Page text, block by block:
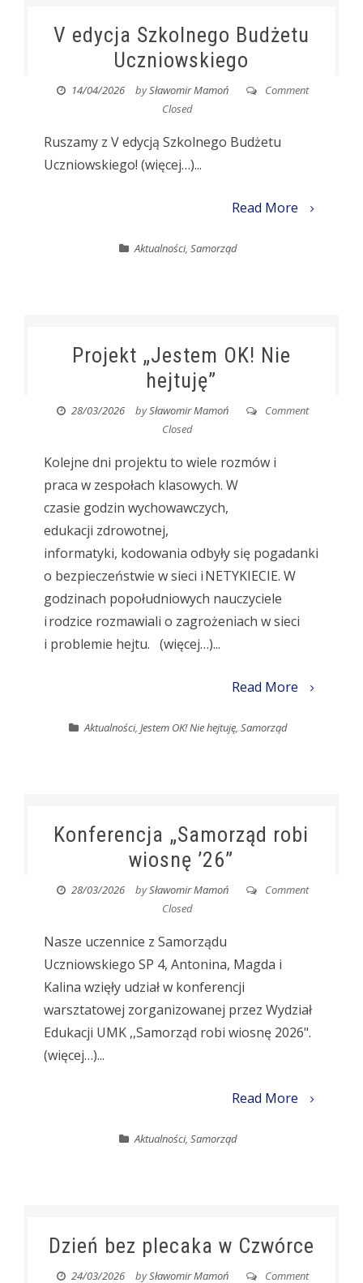
V edycja Szkolnego Budżetu
Uczniowskiego
14/04/2026 bySławomir Mamoń
Comment
Closed
Ruszamy z V edycją Szkolnego Budżetu
Uczniowskiego! (więcej…)...
Read More
Aktualności,Samorząd
Projekt „Jestem OK! Nie
hejtuję”
28/03/2026 bySławomir Mamoń
Comment
Closed
Kolejne dni projektu to wiele rozmów i
praca w zespołach klasowych. W
czasie godzin wychowawczych,
edukacji zdrowotnej,
informatyki, kodowania odbyły się pogadanki
o bezpieczeństwie w sieci i NETYKIECIE. W
godzinach popołudniowych nauczyciele
i rodzice rozmawiali o zagrożeniach w sieci
i problemie hejtu. (więcej…)...
Read More
Aktualności,Jestem OK! Nie hejtuję,Samorząd
Konferencja „Samorząd robi
wiosnę ’26”
28/03/2026 bySławomir Mamoń
Comment
Closed
Nasze uczennice z Samorządu
Uczniowskiego SP 4, Antonina, Magda i
Kalina wzięły udział w konferencji
warsztatowej zorganizowanej przez Wydział
Edukacji UMK ,,Samorząd robi wiosnę 2026".
(więcej…)...
Read More
Aktualności,Samorząd
Dzień bez plecaka w Czwórce
24/03/2026 bySławomir Mamoń Comment